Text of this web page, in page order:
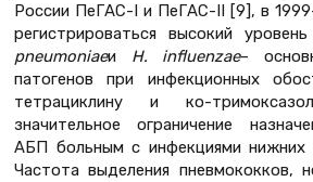
России ПеГАС-I и ПеГАС-II [9], в
регистрироваться высокий
pneumoniaeи Н. influenzae–
патогенов при инфекционных
тетрациклину и ко-
значительное ограничение
АБП больным с инфекциями нижних
Частота выделения пневмококков,